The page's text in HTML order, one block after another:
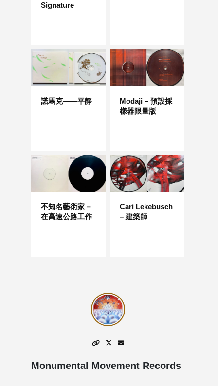
Signature
諾馬克——平靜
Modaji – 預設採
樣器限量版
不知名藝術家－
在高速公路工作
Cari Lekebusch
– 建築師
Monumental Movement Records